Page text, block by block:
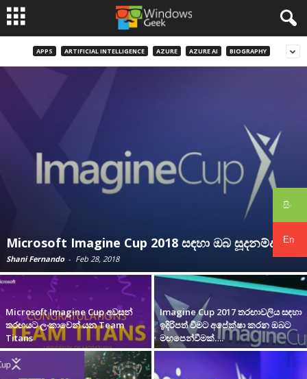
සිං
En
APPS ARTIFICIAL INTELLIGENCE AZURE AZURE AI BIOGRAPHY
Microsoft Imagine Cup 2018 සඳහා ඔබ සූදනම්ද?
Shani Fernando - Feb 28, 2018
Microsoft Imagine Cup අවසන්
තරඟයට ලංකාවෙන් යන Team
Titans
Imagine Cup 2017 තරඟාවලිය සඳහා
ඉදිරිපත් වීමට අපේක්ෂා කරන ඔබට
මඟපෙන්වීමක්….